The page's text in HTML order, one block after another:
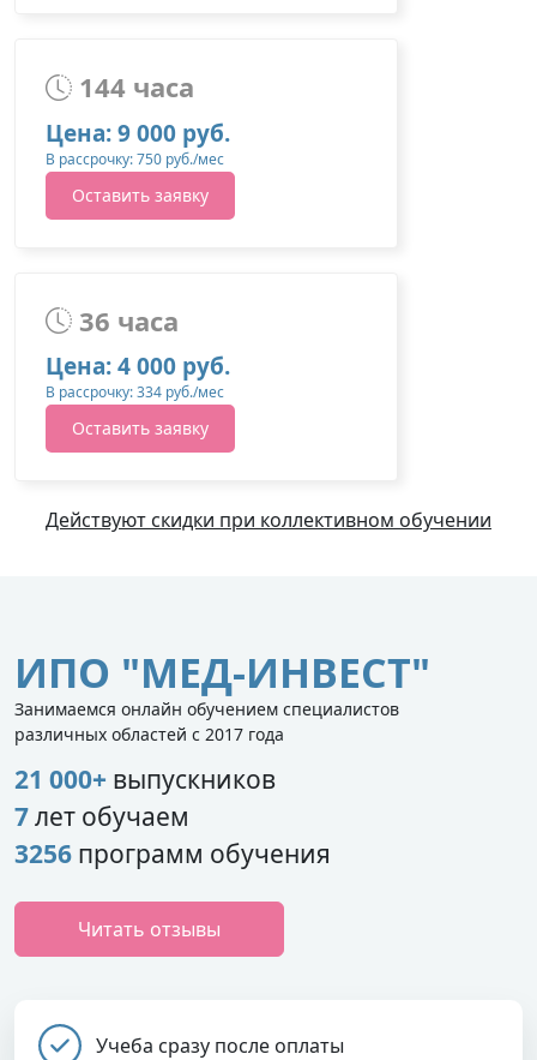
144 часа
Цена: 9 000 руб.
В рассрочку: 750 руб./мес
Оставить заявку
36 часа
Цена: 4 000 руб.
В рассрочку: 334 руб./мес
Оставить заявку
Действуют скидки при коллективном обучении
ИПО "МЕД-ИНВЕСТ"
Занимаемся онлайн обучением специалистов
различных областей с 2017 года
21 000+ выпускников
7лет обучаем
3256 программ обучения
Читать отзывы
Учеба сразу после оплаты